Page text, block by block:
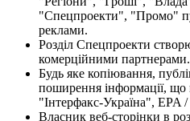
"Спецпроекти", "Промо"
реклами.
Розділ Спецпроекти
комерційними партнерами.
Будь яке копіювання,
поширення інформації, що
"Інтерфакс-Україна", EPA
Власник веб-сторінки в